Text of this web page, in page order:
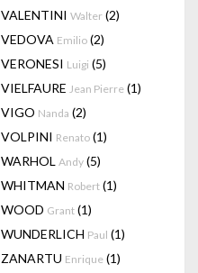
VALENTINI Walter (2)
VEDOVA Emilio (2)
VERONESI Luigi (5)
VIELFAURE Jean Pierre (1)
VIGO Nanda (2)
VOLPINI Renato (1)
WARHOL Andy (5)
WHITMAN Robert (1)
WOOD Grant (1)
WUNDERLICH Paul (1)
ZANARTU Enrique (1)